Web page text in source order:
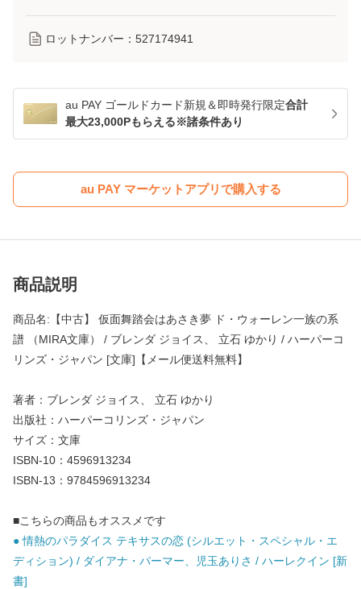
ロットナンバー： 527174941
au PAY ゴールドカード新規＆即時発行限定合計
最大23,000Pもらえる※諸条件あり
au PAY マーケットアプリで購入する
商品説明
商品名:【中古】 仮面舞踏会はあさき夢 ド・ウォーレン一族の系
譜 （MIRA文庫） / ブレンダ ジョイス、 立石 ゆかり / ハーパーコ
リンズ・ジャパン [文庫]【メール便送料無料】
著者：ブレンダ ジョイス、 立石 ゆかり
出版社：ハーパーコリンズ・ジャパン
サイズ：文庫
ISBN-10：4596913234
ISBN-13：9784596913234
■こちらの商品もオススメです
● 情熱のパラダイス テキサスの恋 (シルエット・スペシャル・エ
ディション) / ダイアナ・パーマー、児玉ありさ / ハーレクイン [新
書]